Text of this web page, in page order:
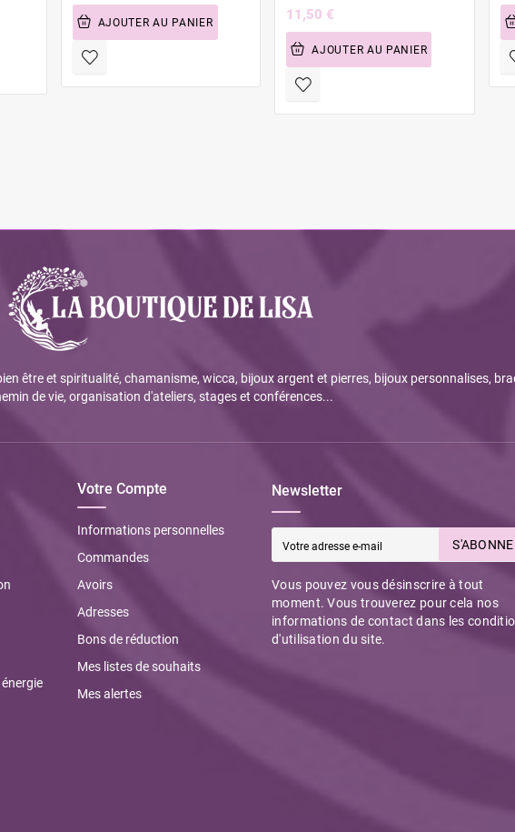
AJOUTER AU PANIER 11,50 €
AJOUTER AU PANIER
être et spiritualité, chamanisme, wicca, bijoux argent et pierres, bijoux personnalises,
de vie, organisation d'ateliers, stages et conférences...
Votre Compte
Informations personnelles
Commandes
Avoirs
Adresses
Bons de réduction
Mes listes de souhaits
Mes alertes
Newsletter
Vous pouvez vous désinscrire à tout
moment. Vous trouverez pour cela nos
informations de contact dans les
d'utilisation du site.